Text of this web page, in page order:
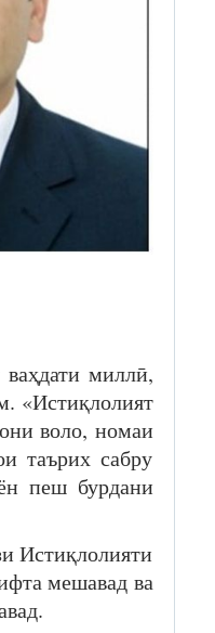
миллӣ,
«Истиқлолият
воло, номаи
таърих сабру
пеш бурдани
Истиқлолияти
мешавад ва